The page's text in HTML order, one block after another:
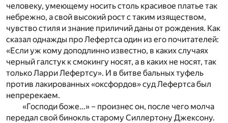
человеку, умеющему носить столь красивое платье так
небрежно, а свой высокий рост с таким изяществом,
чувство стиля и знание приличий даны от рождения. Как
сказал однажды про Лефертса один из его почитателей:
«Если уж кому доподлинно известно, в каких случаях
черный галстук к смокингу носят, а в каких не носят, так
только Ларри Лефертсу». И в битве бальных туфель
против лакированных «оксфордов» суд Лефертса был
непререкаем.
«Господи боже…» – произнес он, после чего молча
передал свой бинокль старому Силлертону Джексону.